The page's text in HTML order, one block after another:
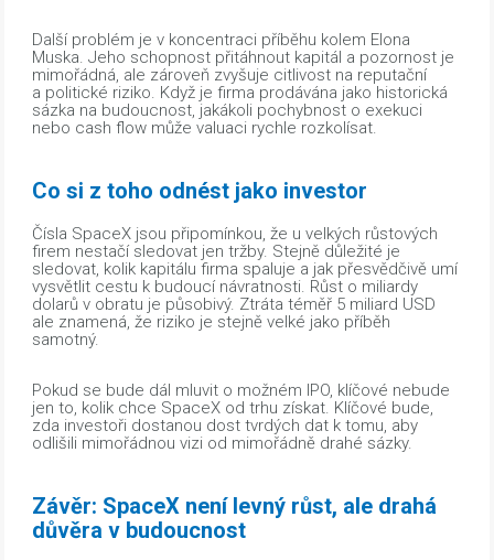
Další problém je v koncentraci příběhu kolem Elona
Muska. Jeho schopnost přitáhnout kapitál a pozornost je
mimořádná, ale zároveň zvyšuje citlivost na reputační
a politické riziko. Když je firma prodávána jako historická
sázka na budoucnost, jakákoli pochybnost o exekuci
nebo cash flow může valuaci rychle rozkolísat.
Co si z toho odnést jako investor
Čísla SpaceX jsou připomínkou, že u velkých růstových
firem nestačí sledovat jen tržby. Stejně důležité je
sledovat, kolik kapitálu firma spaluje a jak přesvědčivě umí
vysvětlit cestu k budoucí návratnosti. Růst o miliardy
dolarů v obratu je působivý. Ztráta téměř 5 miliard USD
ale znamená, že riziko je stejně velké jako příběh
samotný.
Pokud se bude dál mluvit o možném IPO, klíčové nebude
jen to, kolik chce SpaceX od trhu získat. Klíčové bude,
zda investoři dostanou dost tvrdých dat k tomu, aby
odlišili mimořádnou vizi od mimořádně drahé sázky.
Závěr: SpaceX není levný růst, ale drahá
důvěra v budoucnost